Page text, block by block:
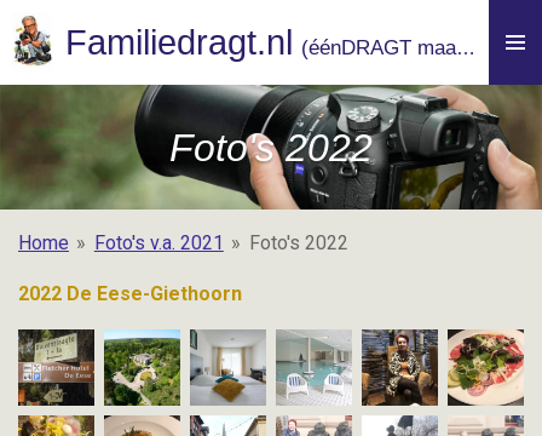
Ga
direct
naar
hoofdinhoud
Familiedragt.nl (éénDRAGT maakt macht)
Foto's 2022
Home » Foto's v.a. 2021 » Foto's 2022
2022 De Eese-Giethoorn